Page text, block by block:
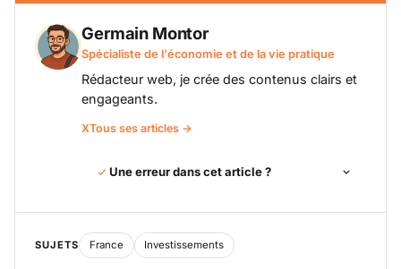
Germain Montor
Spécialiste de l'économie et de la vie pratique
Rédacteur web, je crée des contenus clairs et
engageants.
XTous ses articles →
Une erreur dans cet article ?
SUJETS France Investissements